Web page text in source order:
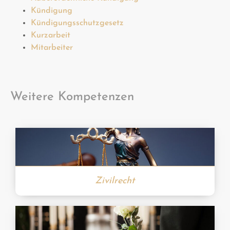
Kündigung
Kündigungsschutzgesetz
Kurzarbeit
Mitarbeiter
Weitere Kompetenzen
Zivilrecht